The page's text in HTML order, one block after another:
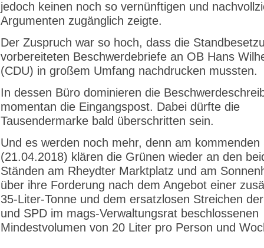
jedoch keinen noch so vernünftigen und
Argumenten zugänglich zeigte.
Der Zuspruch war so hoch, dass die
vorbereiteten Beschwerdebriefe an OB Hans
(CDU) in großem Umfang nachdrucken mussten.
In dessen Büro dominieren die
momentan die Eingangspost. Dabei dürfte die
Tausendermarke bald überschritten sein.
Und es werden noch mehr, denn am kommenden
(21.04.2018) klären die Grünen wieder an den
Ständen am Rheydter Marktplatz und am
über ihre Forderung nach dem Angebot einer
35-Liter-Tonne und dem ersatzlosen Streichen
und SPD im mags-Verwaltungsrat beschlossenen
Mindestvolumen von 20 Liter pro Person und